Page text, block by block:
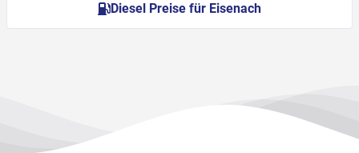
Diesel Preise für Eisenach